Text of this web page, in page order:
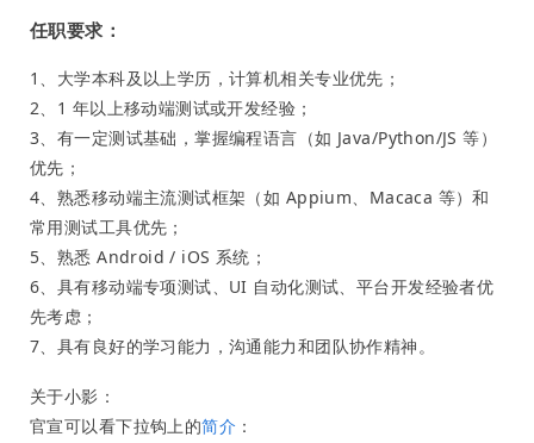
任职要求：
1、大学本科及以上学历，计算机相关专业优先；
2、1 年以上移动端测试或开发经验；
3、有一定测试基础，掌握编程语言（如 Java/Python/JS 等）
优先；
4、熟悉移动端主流测试框架（如 Appium、Macaca 等）和
常用测试工具优先；
5、熟悉 Android / iOS 系统；
6、具有移动端专项测试、UI 自动化测试、平台开发经验者优
先考虑；
7、具有良好的学习能力，沟通能力和团队协作精神。
关于小影：
官宣可以看下拉钩上的简介 ：